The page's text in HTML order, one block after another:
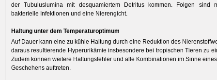
der Tubuluslumina mit desquamiertem Detritus kommen. Folgen sind
bakterielle Infektionen und eine Nierengicht.
Haltung unter dem Temperaturoptimum
Auf Dauer kann eine zu kühle Haltung durch eine Reduktion des
daraus resultierende Hyperurikämie insbesondere bei tropischen Tieren zu
Zudem können weitere Haltungsfehler und alle Kombinationen im Sinne
Geschehens auftreten.